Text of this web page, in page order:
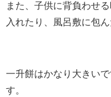
また、子供に背負わせ
入れたり、風呂敷に包ん
一升餅はかなり大きい
す。